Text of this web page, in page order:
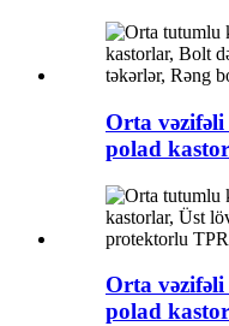
Orta
polad
Orta
polad